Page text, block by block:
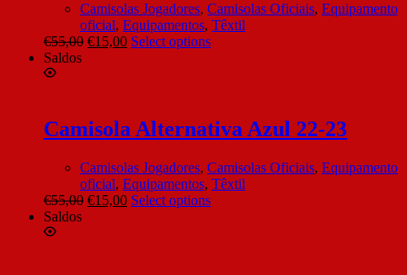
Camisolas Jogadores, Camisolas Oficiais, Equipamento
oficial, Equipamentos, Têxtil
€55,00 €15,00 Select options
Saldos
Camisola Alternativa Azul 22-23
Camisolas Jogadores, Camisolas Oficiais, Equipamento
oficial, Equipamentos, Têxtil
€55,00 €15,00 Select options
Saldos